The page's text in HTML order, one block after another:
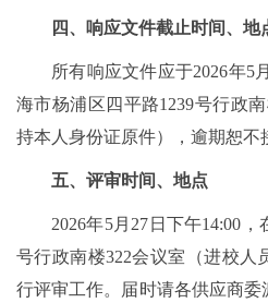
四、响应文件截止时间、地
所有响应文件应于2026年5
海市杨浦区四平路1239号行政
持本人身份证原件），逾期恕不
五、评审时间、地点
2026年5月27日下午14:00
号行政南楼322会议室（进校人
行评审工作。届时请各供应商